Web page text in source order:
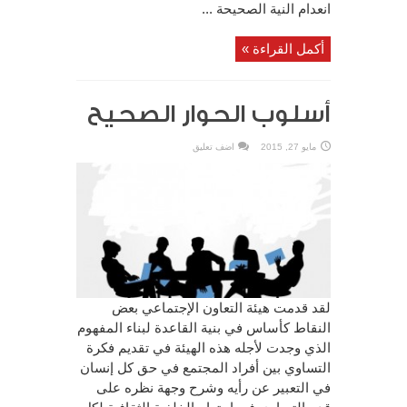
انعدام النية الصحيحة ...
أكمل القراءة »
أسلوب الحوار الصحيح
مايو 27, 2015 اضف تعليق
لقد قدمت هيئة التعاون الإجتماعي بعض
النقاط كأساس في بنية القاعدة لبناء المفهوم
الذي وجدت لأجله هذه الهيئة في تقديم فكرة
التساوي بين أفراد المجتمع في حق كل إنسان
في التعبير عن رأيه وشرح وجهة نظره على